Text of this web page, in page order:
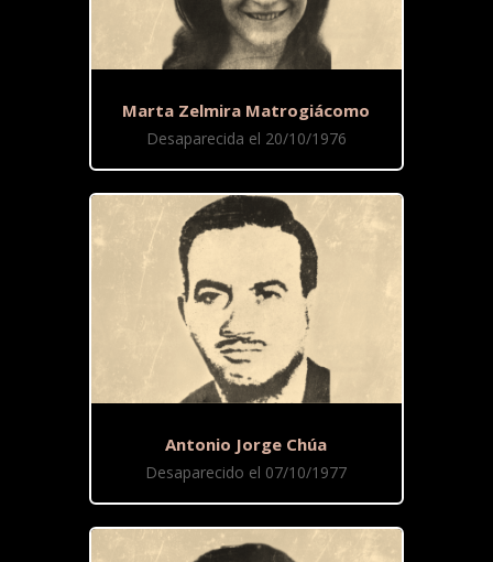
Marta Zelmira Matrogiácomo
Desaparecida el 20/10/1976
Antonio Jorge Chúa
Desaparecido el 07/10/1977